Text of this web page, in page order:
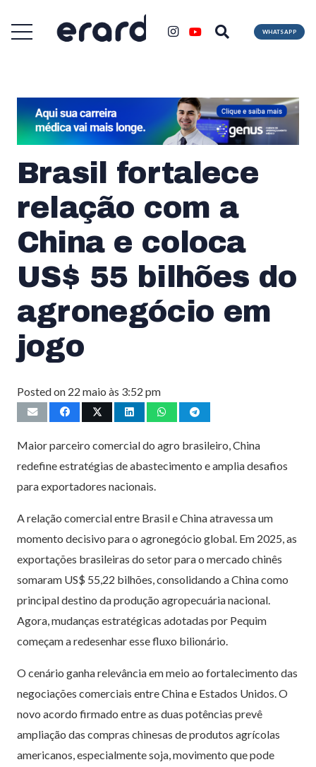
WHATSAPP
Brasil fortalece
relação com a
China e coloca
US$ 55 bilhões do
agronegócio em
jogo
Posted on 22 maio às 3:52 pm
Maior parceiro comercial do agro brasileiro, China
redefine estratégias de abastecimento e amplia desafios
para exportadores nacionais.
A relação comercial entre Brasil e China atravessa um
momento decisivo para o agronegócio global. Em 2025, as
exportações brasileiras do setor para o mercado chinês
somaram US$ 55,22 bilhões, consolidando a China como
principal destino da produção agropecuária nacional.
Agora, mudanças estratégicas adotadas por Pequim
começam a redesenhar esse fluxo bilionário.
O cenário ganha relevância em meio ao fortalecimento das
negociações comerciais entre China e Estados Unidos. O
novo acordo firmado entre as duas potências prevê
ampliação das compras chinesas de produtos agrícolas
americanos, especialmente soja, movimento que pode